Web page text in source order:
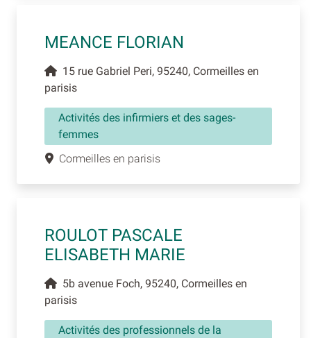
MEANCE FLORIAN
15 rue Gabriel Peri, 95240, Cormeilles en
parisis
Activités des infirmiers et des sages-
femmes
Cormeilles en parisis
ROULOT PASCALE
ELISABETH MARIE
5b avenue Foch, 95240, Cormeilles en
parisis
Activités des professionnels de la